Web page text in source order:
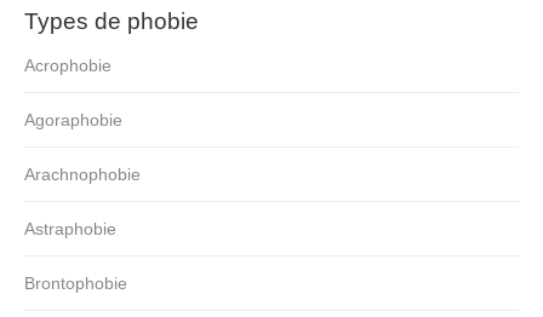
Types de phobie
Acrophobie
Agoraphobie
Arachnophobie
Astraphobie
Brontophobie